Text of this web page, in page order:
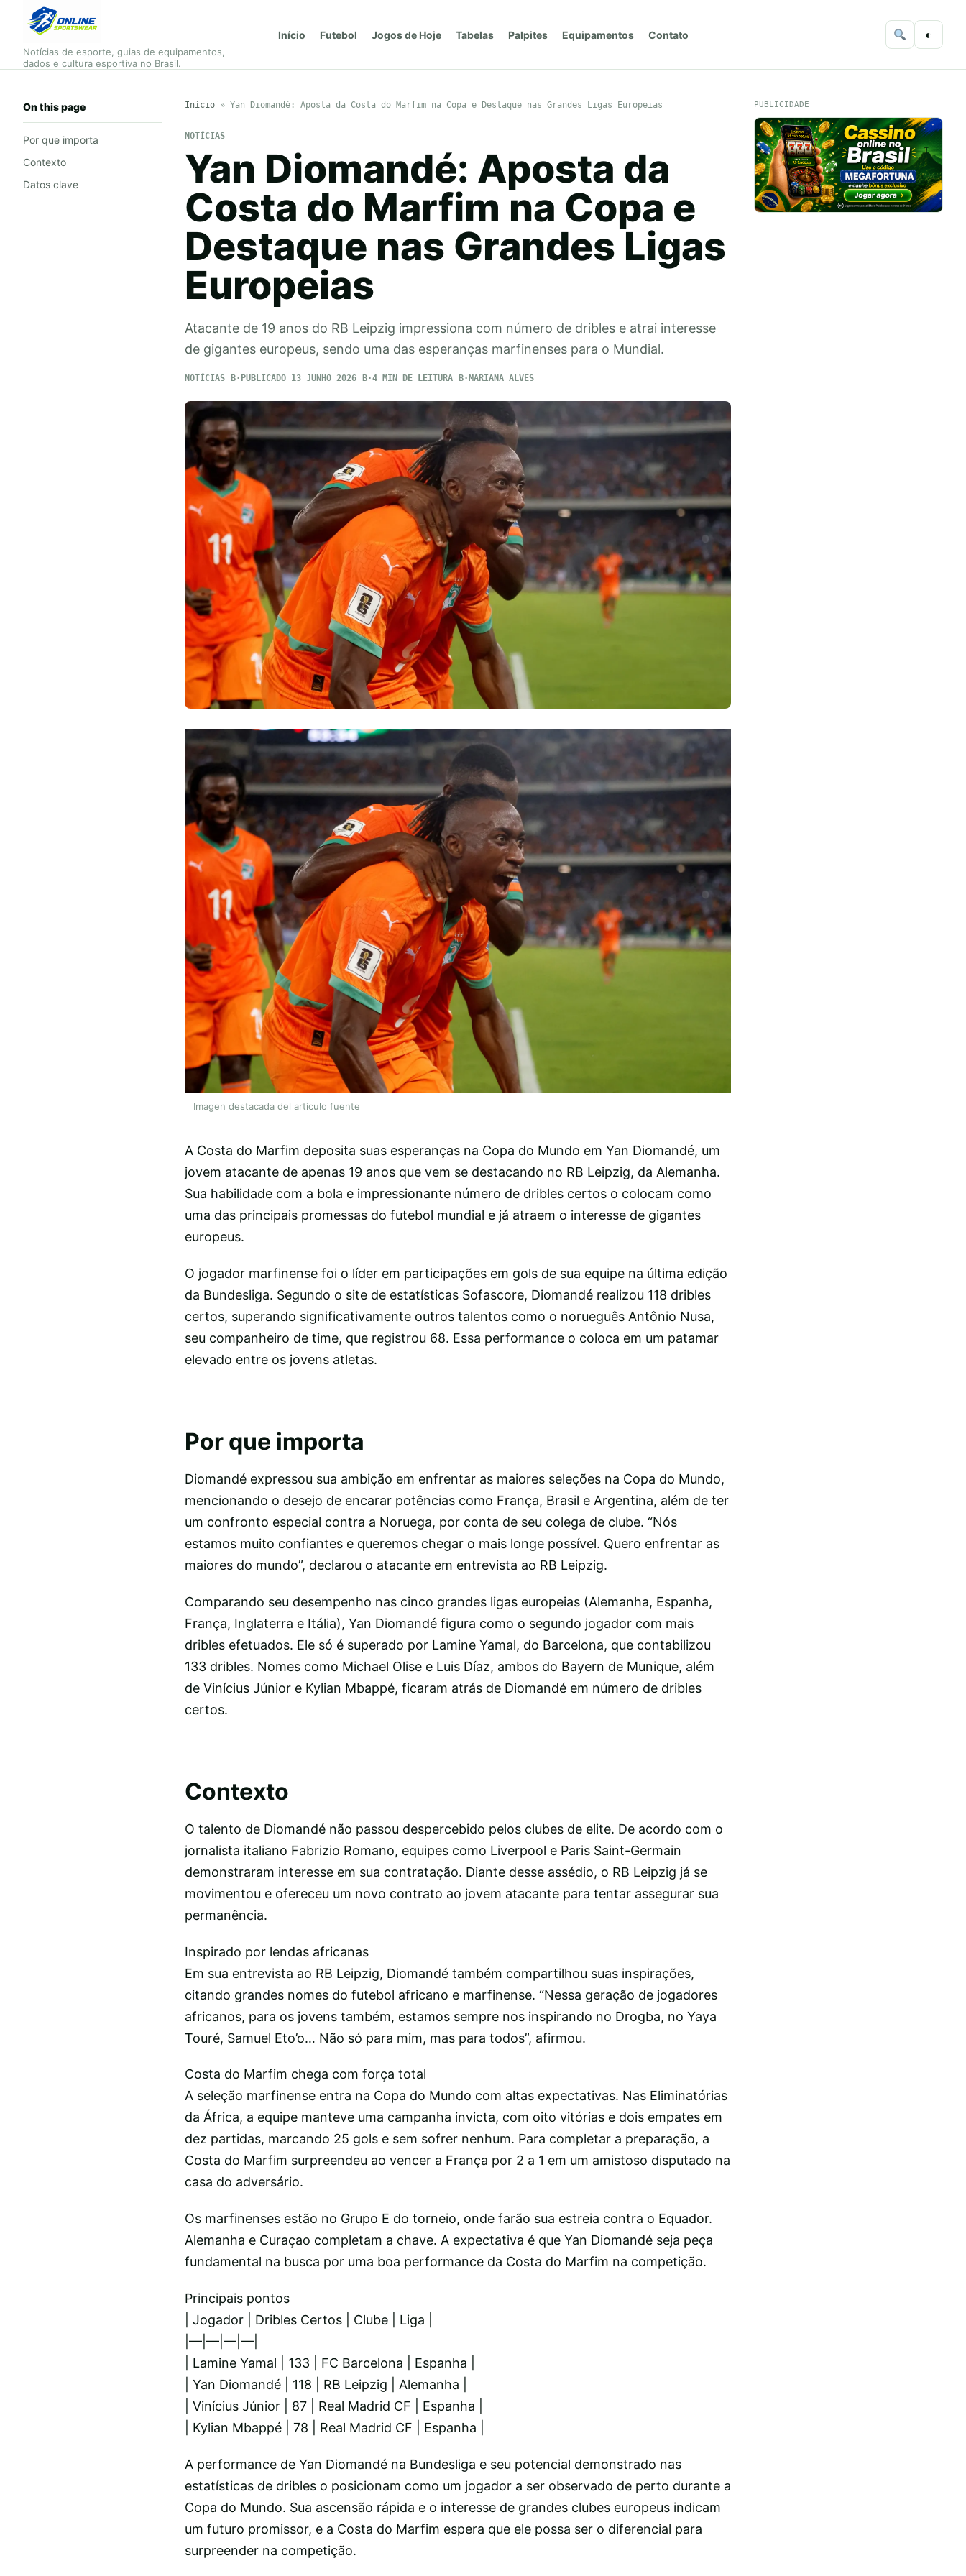
Notícias de esporte, guias de equipamentos,
dados e cultura esportiva no Brasil.
Início Futebol Jogos de Hoje Tabelas Palpites Equipamentos Contato ◐
On this page
Por que importa
Contexto
Datos clave
Início» Yan Diomandé: Aposta da Costa do Marfim na Copa e Destaque nas Grandes Ligas Europeias
NOTÍCIAS
Yan Diomandé: Aposta da
Costa do Marfim na Copa e
Destaque nas Grandes Ligas
Europeias
Atacante de 19 anos do RB Leipzig impressiona com número de dribles e atrai interesse
de gigantes europeus, sendo uma das esperanças marfinenses para o Mundial.
NOTÍCIAS PUBLICADO 13 JUNHO 2026 4 MIN DE LEITURA MARIANA ALVES
Imagen destacada del articulo fuente
A Costa do Marfim deposita suas esperanças na Copa do Mundo em Yan Diomandé, um
jovem atacante de apenas 19 anos que vem se destacando no RB Leipzig, da Alemanha.
Sua habilidade com a bola e impressionante número de dribles certos o colocam como
uma das principais promessas do futebol mundial e já atraem o interesse de gigantes
europeus.
O jogador marfinense foi o líder em participações em gols de sua equipe na última edição
da Bundesliga. Segundo o site de estatísticas Sofascore, Diomandé realizou 118 dribles
certos, superando significativamente outros talentos como o norueguês Antônio Nusa,
seu companheiro de time, que registrou 68. Essa performance o coloca em um patamar
elevado entre os jovens atletas.
Por que importa
Diomandé expressou sua ambição em enfrentar as maiores seleções na Copa do Mundo,
mencionando o desejo de encarar potências como França, Brasil e Argentina, além de ter
um confronto especial contra a Noruega, por conta de seu colega de clube. “Nós
estamos muito confiantes e queremos chegar o mais longe possível. Quero enfrentar as
maiores do mundo”, declarou o atacante em entrevista ao RB Leipzig.
Comparando seu desempenho nas cinco grandes ligas europeias (Alemanha, Espanha,
França, Inglaterra e Itália), Yan Diomandé figura como o segundo jogador com mais
dribles efetuados. Ele só é superado por Lamine Yamal, do Barcelona, que contabilizou
133 dribles. Nomes como Michael Olise e Luis Díaz, ambos do Bayern de Munique, além
de Vinícius Júnior e Kylian Mbappé, ficaram atrás de Diomandé em número de dribles
certos.
Contexto
O talento de Diomandé não passou despercebido pelos clubes de elite. De acordo com o
jornalista italiano Fabrizio Romano, equipes como Liverpool e Paris Saint-Germain
demonstraram interesse em sua contratação. Diante desse assédio, o RB Leipzig já se
movimentou e ofereceu um novo contrato ao jovem atacante para tentar assegurar sua
permanência.
Inspirado por lendas africanas
Em sua entrevista ao RB Leipzig, Diomandé também compartilhou suas inspirações,
citando grandes nomes do futebol africano e marfinense. “Nessa geração de jogadores
africanos, para os jovens também, estamos sempre nos inspirando no Drogba, no Yaya
Touré, Samuel Eto’o… Não só para mim, mas para todos”, afirmou.
Costa do Marfim chega com força total
A seleção marfinense entra na Copa do Mundo com altas expectativas. Nas Eliminatórias
da África, a equipe manteve uma campanha invicta, com oito vitórias e dois empates em
dez partidas, marcando 25 gols e sem sofrer nenhum. Para completar a preparação, a
Costa do Marfim surpreendeu ao vencer a França por 2 a 1 em um amistoso disputado na
casa do adversário.
Os marfinenses estão no Grupo E do torneio, onde farão sua estreia contra o Equador.
Alemanha e Curaçao completam a chave. A expectativa é que Yan Diomandé seja peça
fundamental na busca por uma boa performance da Costa do Marfim na competição.
Principais pontos
| Jogador | Dribles Certos | Clube | Liga |
|—|—|—|—|
| Lamine Yamal | 133 | FC Barcelona | Espanha |
| Yan Diomandé | 118 | RB Leipzig | Alemanha |
| Vinícius Júnior | 87 | Real Madrid CF | Espanha |
| Kylian Mbappé | 78 | Real Madrid CF | Espanha |
A performance de Yan Diomandé na Bundesliga e seu potencial demonstrado nas
estatísticas de dribles o posicionam como um jogador a ser observado de perto durante a
Copa do Mundo. Sua ascensão rápida e o interesse de grandes clubes europeus indicam
um futuro promissor, e a Costa do Marfim espera que ele possa ser o diferencial para
surpreender na competição.
PUBLICIDADE